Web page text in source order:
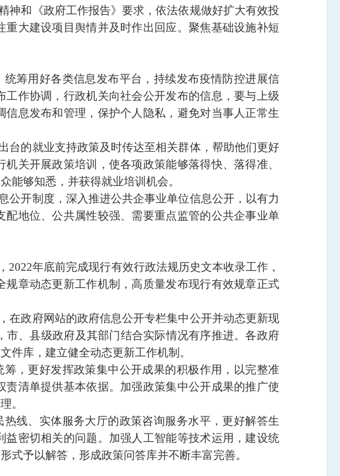
神和《政府工作报告》要求，依法依规做好扩大有效投
大建设项目舆情并及时作出回应。聚焦基础设施补短
筹用好各类信息发布平台，持续发布疫情防控进展信
作协调，行政机关向社会公开发布的信息，要与上级
息发布和管理，保护个人隐私，避免对当事人正常生
台的就业支持政策及时传达至相关群体，帮助他们更好
关开展政策培训，使各项政策能够落得快、落得准、
能够知悉，并获得就业培训机会。
公开制度，深入推进公共企事业单位信息公开，以有力
地位、公共属性较强、需要重点监管的公共企事业单
2022年底前完成现行有效行政法规历史文本收录工作，
章动态更新工作机制，高质量发布现行有效规章正式
在政府网站的政府信息公开专栏集中公开并动态更新现
、县级政府及其部门结合实际情况有序推进。各政府
件库，建立健全动态更新工作机制。
，更好发挥政策集中公开成果的积极作用，以完整准
清单提供基本依据。加强政策集中公开成果的推广使
。
线、实体服务大厅的政策咨询服务水平，更好解答生
密切相关的问题。加强人工智能等技术运用，建设统
式予以解答，形成政策问答库并不断丰富完善。